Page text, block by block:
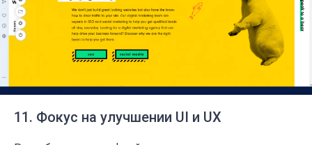
11. Фокус на улучшении UI и UX